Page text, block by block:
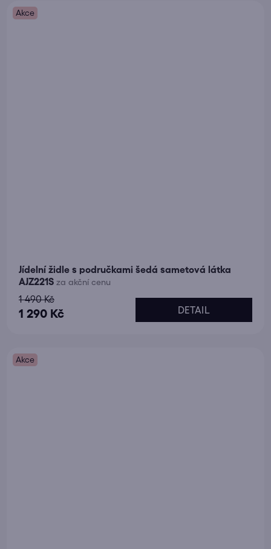
5,0
Akce
Jídelní židle s područkami šedá sametová látka
AJZ221S za akční cenu
1 290 Kč
1 490 Kč
DETAIL
Akce